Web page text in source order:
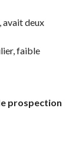
avait deux
faible
prospection